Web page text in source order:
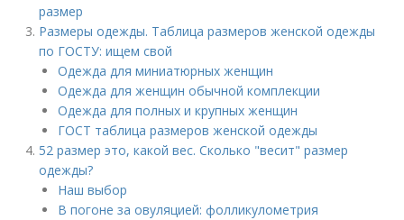
размер
Размеры одежды. Таблица размеров женской одежды
по ГОСТУ: ищем свой
Одежда для миниатюрных женщин
Одежда для женщин обычной комплекции
Одежда для полных и крупных женщин
ГОСТ таблица размеров женской одежды
52 размер это, какой вес. Сколько "весит" размер
одежды?
Наш выбор
В погоне за овуляцией: фолликулометрия